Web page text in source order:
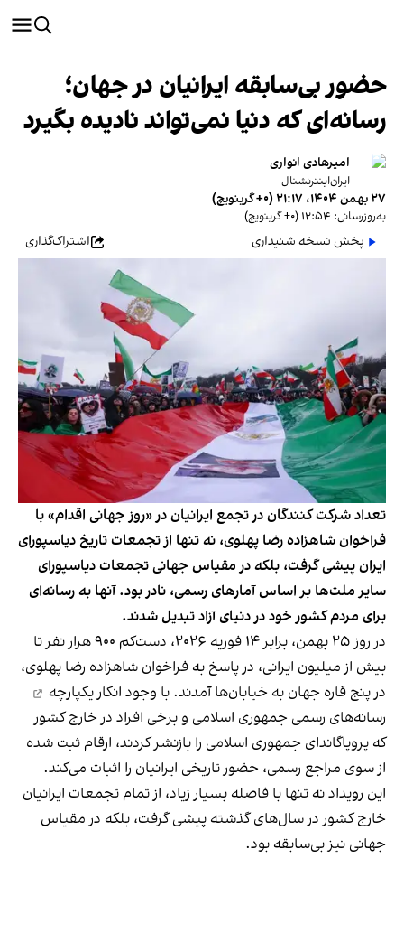
حضور بی‌سابقه ایرانیان در جهان؛
رسانه‌ای که دنیا نمی‌تواند نادیده بگیرد
امیرهادی انواری
ایران‌اینترنشنال
۲۷ بهمن ۱۴۰۴، ۲۱:۱۷ (‎+۰ گرینویچ)
به‌روزرسانی: ۱۲:۵۴ (‎+۰ گرینویچ)
پخش نسخه شنیداری اشتراک‌گذاری
تعداد شرکت کنندگان در تجمع ایرانیان در «روز جهانی اقدام» با
فراخوان شاهزاده رضا پهلوی، نه تنها از تجمعات تاریخ دیاسپورای
ایران پیشی گرفت، بلکه در مقیاس جهانی تجمعات دیاسپورای
سایر ملت‌ها بر اساس آمارهای رسمی، نادر بود. آنها به رسانه‌ای
برای مردم کشور خود در دنیای آزاد تبدیل شدند.
در روز ۲۵ بهمن، برابر ۱۴ فوریه ۲۰۲۶، دست‌کم ۹۰۰ هزار نفر تا
بیش از میلیون ایرانی، در پاسخ به فراخوان شاهزاده رضا پهلوی،
در پنج قاره جهان به خیابان‌ها آمدند. با وجود انکار یکپارچه
رسانه‌های رسمی جمهوری اسلامی و برخی افراد در خارج کشور
که پروپاگاندای جمهوری اسلامی را بازنشر کردند، ارقام ثبت شده
از سوی مراجع رسمی، حضور تاریخی ایرانیان را اثبات می‌کند.
این رویداد نه تنها با فاصله بسیار زیاد، از تمام تجمعات ایرانیان
خارج کشور در سال‌های گذشته پیشی گرفت، بلکه در مقیاس
جهانی نیز بی‌سابقه بود.